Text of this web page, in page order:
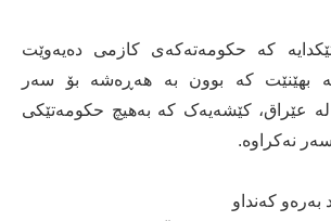
کە حکومەتەکەی کازمی دەیەوێت
بهێنێت کە بوون بە هەڕەشە بۆ سەر
لە عێراق، کێشەیەک کە بەهیچ حکومەتێکی
نەکراوە.
کەنداو